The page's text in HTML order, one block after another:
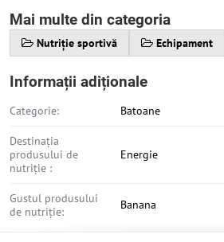
Mai multe din categoria
Nutriție sportivă Echipament
Informații adiționale
Categorie: Batoane
Destinația
produsului de
nutriție :
Energie
Gustul produsului
de nutriție:
Banana